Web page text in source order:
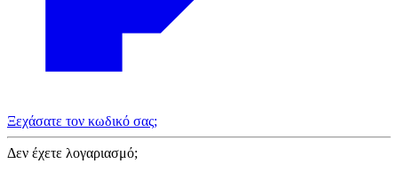
Ξεχάσατε τον κωδικό σας;
Δεν έχετε λογαριασμό;